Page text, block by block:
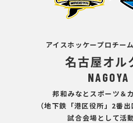
アイスホッケープロチー
名古屋オル
NAGOYA
邦和みなとスポーツ＆
（地下鉄「港区役所」2番
試合会場として活